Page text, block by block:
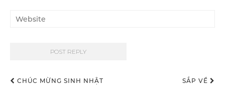
CHÚC MỪNG SINH NHẬT SẮP VỀ